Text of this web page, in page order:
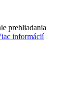
prehliadania
informácií